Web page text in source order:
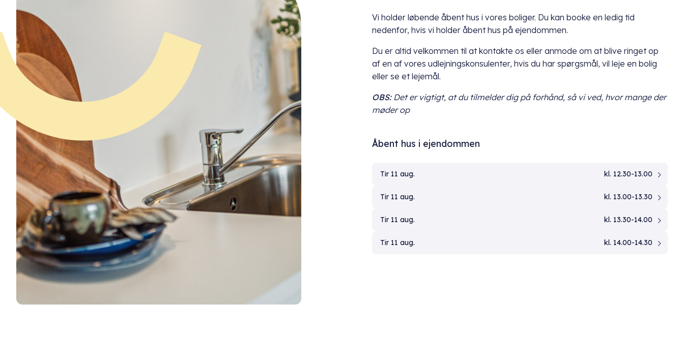
Vi holder løbende åbent hus i vores boliger. Du kan booke en ledig tid
nedenfor, hvis vi holder åbent hus på ejendommen.
Du er altid velkommen til at kontakte os eller anmode om at blive ringet op
af en af vores udlejningskonsulenter, hvis du har spørgsmål, vil leje en bolig
eller se et lejemål.
OBS: Det er vigtigt, at dutilmelder dig på forhånd, så vi ved, hvor mange der
møder op
Åbent hus i ejendommen
Tir 11 aug. kl. 12.30-13.00
Tir 11 aug. kl. 13.00-13.30
Tir 11 aug. kl. 13.30-14.00
Tir 11 aug. kl. 14.00-14.30